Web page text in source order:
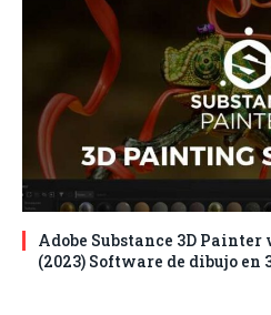
Adobe Substance 3D
(2023) Software de dibujo en